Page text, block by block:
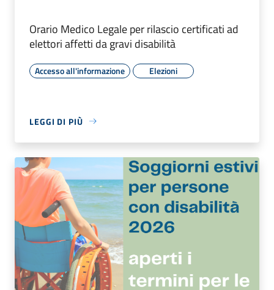
Orario Medico Legale per rilascio certificati ad
elettori affetti da gravi disabilità
Accesso all'informazione Elezioni
LEGGI DI PIÙ